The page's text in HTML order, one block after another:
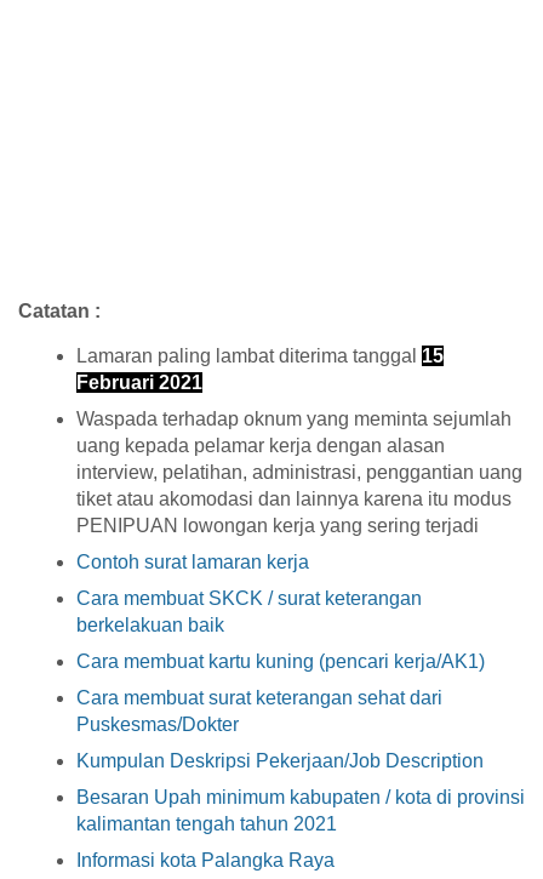
Catatan :
Lamaran paling lambat diterima tanggal 15
Februari 2021
Waspada terhadap oknum yang meminta sejumlah
uang kepada pelamar kerja dengan alasan
interview, pelatihan, administrasi, penggantian uang
tiket atau akomodasi dan lainnya karena itu modus
PENIPUAN lowongan kerja yang sering terjadi
Contoh surat lamaran kerja
Cara membuat SKCK / surat keterangan
berkelakuan baik
Cara membuat kartu kuning (pencari kerja/AK1)
Cara membuat surat keterangan sehat dari
Puskesmas/Dokter
Kumpulan Deskripsi Pekerjaan/Job Description
Besaran Upah minimum kabupaten / kota di provinsi
kalimantan tengah tahun 2021
Informasi kota Palangka Raya